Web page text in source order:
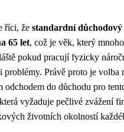
říci, že standardní
65 let, což je věk, který
pokud pracují fyzicky
problémy. Právě proto je volba
odchodem do důchodu pro
vyžaduje pečlivé zvážení
životních okolností